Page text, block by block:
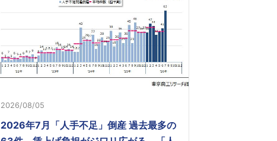
2026/08/05
2026年7月「人手不足」倒産 過去最多の